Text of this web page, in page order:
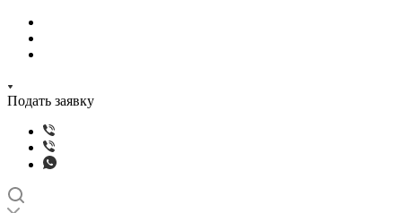
Подать заявку